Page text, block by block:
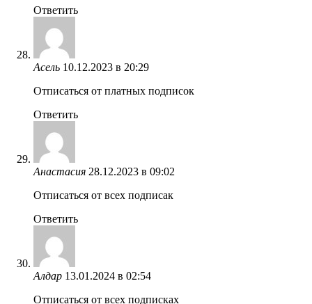
Ответить
Асель 10.12.2023 в 20:29
Отписаться от платных подписок
Ответить
Анастасия 28.12.2023 в 09:02
Отписаться от всех подписак
Ответить
Алдар 13.01.2024 в 02:54
Отписаться от всех подписках